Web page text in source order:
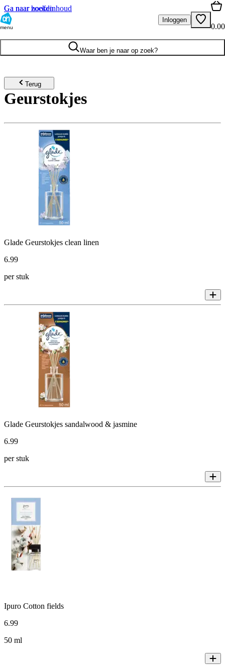
Ga naar hoofdinhoud
Ga naar zoeken
menu
Inloggen
0.00
Waar ben je naar op zoek?
Terug
Geurstokjes
Glade Geurstokjes clean linen
6.99
per stuk
Glade Geurstokjes sandalwood & jasmine
6.99
per stuk
Ipuro Cotton fields
6.99
50 ml